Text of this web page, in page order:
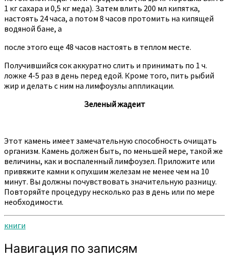
1 кг сахара и 0,5 кг меда). Затем влить 200 мл кипятка,
настоять 24 часа, а потом 8 часов протомить на кипящей
водяной бане, а
после этого еще 48 часов настоять в теплом месте.
Получившийся сок аккуратно слить и принимать по 1 ч.
ложке 4-5 раз в день перед едой. Кроме того, пить рыбий
жир и делать с ним на лимфоузлы аппликации.
Зеленый жадеит
Этот камень имеет замечательную способность очищать
организм. Камень должен быть, по меньшей мере, такой же
величины, как и воспаленный лимфоузел. Приложите или
привяжите камни к опухшим железам не менее чем на 10
минут. Вы должны почувствовать значительную разницу.
Повторяйте процедуру несколько раз в день или по мере
необходимости.
книги
Навигация по записям